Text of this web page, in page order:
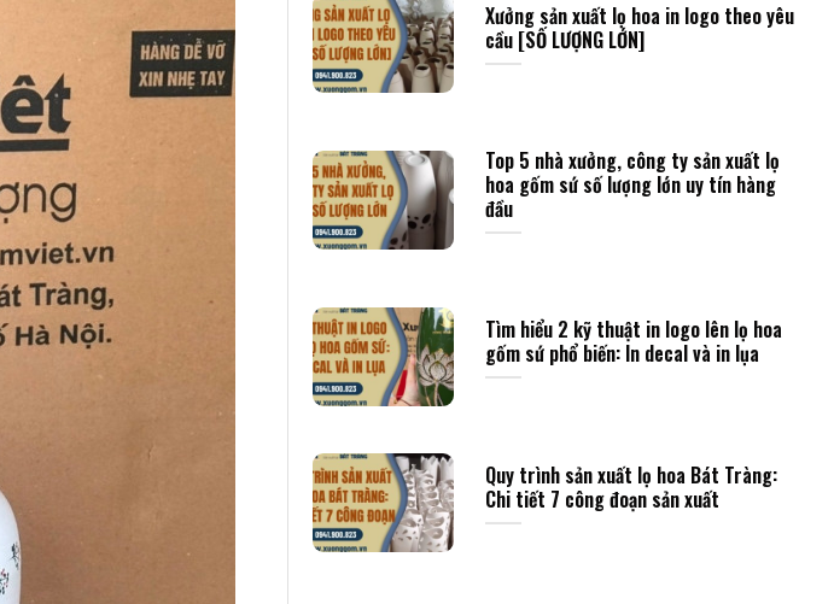
Xưởng sản xuất lọ hoa in logo theo yêu
cầu [SỐ LƯỢNG LỚN]
Top 5 nhà xưởng, công ty sản xuất lọ
hoa gốm sứ số lượng lớn uy tín hàng
đầu
Tìm hiểu 2 kỹ thuật in logo lên lọ hoa
gốm sứ phổ biến: In decal và in lụa
Quy trình sản xuất lọ hoa Bát Tràng:
Chi tiết 7 công đoạn sản xuất